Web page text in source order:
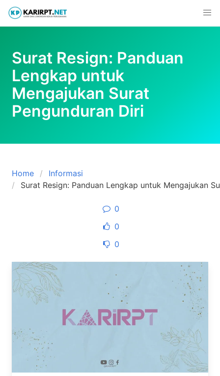
Skip
content
Surat Resign: Panduan
Lengkap untuk
Mengajukan Surat
Pengunduran Diri
Home
Informasi
Surat Resign: Panduan Lengkap untuk Mengajukan
0
0
0